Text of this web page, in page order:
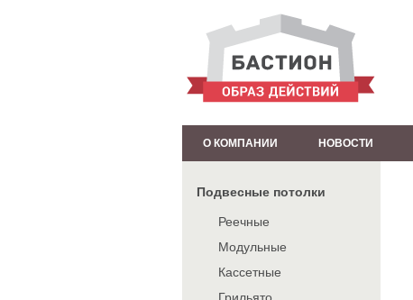
О КОМПАНИИ НОВОСТИ
Подвесные потолки
Реечные
Модульные
Кассетные